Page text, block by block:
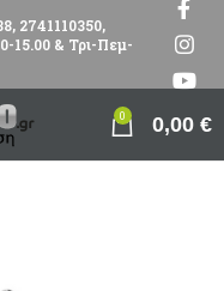
2741110350,
15.00 & Τρι-Πεμ-
0 0,00 €